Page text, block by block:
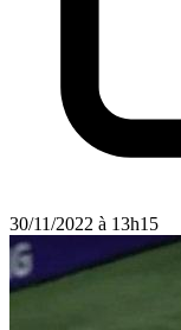
30/11/2022 à 13h15